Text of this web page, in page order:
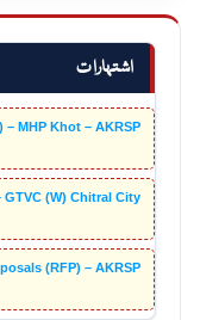
اشتہارات
MHP Khot – AKRSP
(W) Chitral City
(RFP) – AKRSP